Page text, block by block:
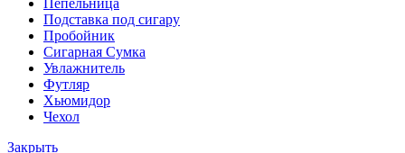
Подставка под сигару
Пробойник
Сигарная Сумка
Увлажнитель
Футляр
Хьюмидор
Чехол
Закрыть